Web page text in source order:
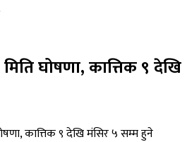
घोषणा, कात्तिक ९ देखि